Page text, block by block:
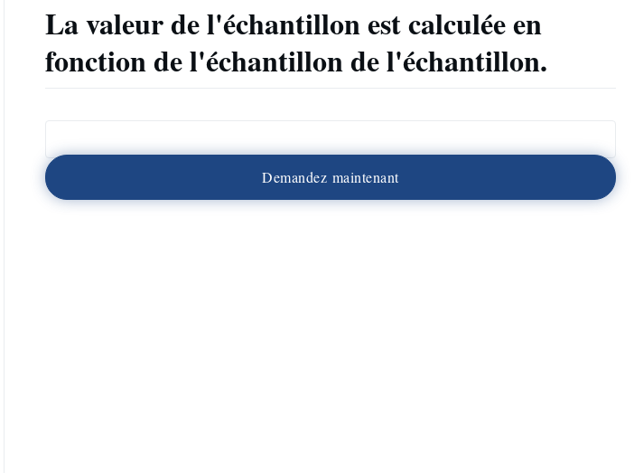
La valeur de l'échantillon est calculée en
fonction de l'échantillon de l'échantillon.
Demandez maintenant